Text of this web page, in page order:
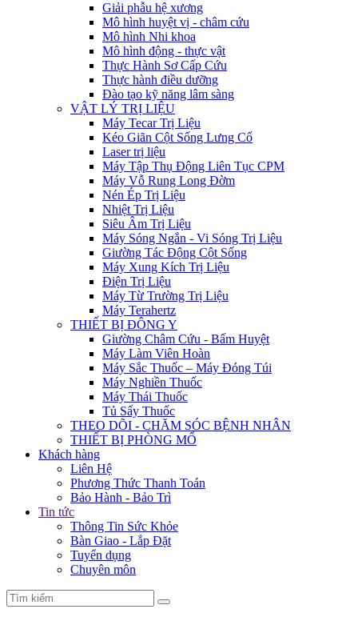
Giải phẫu hệ xương
Mô hình huyệt vị - châm cứu
Mô hình Nhi khoa
Mô hình động - thực vật
Thực Hành Sơ Cấp Cứu
Thực hành điều dưỡng
Đào tạo kỹ năng lâm sàng
VẬT LÝ TRỊ LIỆU
Máy Tecar Trị Liệu
Kéo Giãn Cột Sống Lưng Cổ
Laser trị liệu
Máy Tập Thụ Động Liên Tục CPM
Máy Vỗ Rung Long Đờm
Nén Ép Trị Liệu
Nhiệt Trị Liệu
Siêu Âm Trị Liệu
Máy Sóng Ngắn - Vi Sóng Trị Liệu
Giường Tác Động Cột Sống
Máy Xung Kích Trị Liệu
Điện Trị Liệu
Máy Từ Trường Trị Liệu
Máy Terahertz
THIẾT BỊ ĐÔNG Y
Giường Châm Cứu - Bấm Huyệt
Máy Làm Viên Hoàn
Máy Sắc Thuốc – Máy Đóng Túi
Máy Nghiền Thuốc
Máy Thái Thuốc
Tủ Sấy Thuốc
THEO DÕI - CHĂM SÓC BỆNH NHÂN
THIẾT BỊ PHÒNG MỔ
Khách hàng
Liên Hệ
Phương Thức Thanh Toán
Bảo Hành - Bảo Trì
Tin tức
Thông Tin Sức Khỏe
Bàn Giao - Lắp Đặt
Tuyển dụng
Chuyên môn